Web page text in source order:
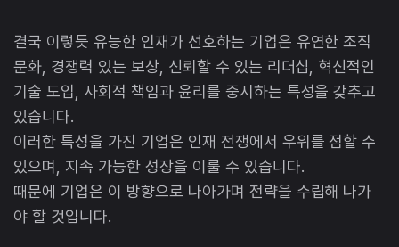
결국 이렇듯 유능한 인재가 선호하는 기업은 유연한 조직
문화, 경쟁력 있는 보상, 신뢰할 수 있는 리더십, 혁신적인
기술 도입, 사회적 책임과 윤리를 중시하는 특성을 갖추고
있습니다.
이러한 특성을 가진 기업은 인재 전쟁에서 우위를 점할 수
있으며, 지속 가능한 성장을 이룰 수 있습니다.
때문에 기업은 이 방향으로 나아가며 전략을 수립해 나가
야 할 것입니다.